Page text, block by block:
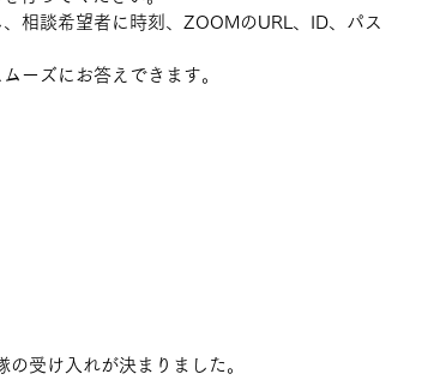
相談希望者に時刻、ZOOMのURL、ID、パス
ーズにお答えできます。
受け入れが決まりました。